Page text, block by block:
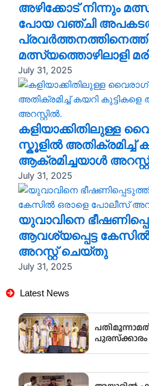
അഴിക്കോട് നിന്നും
പോയ വഞ്ചി
മത്സ്യത്തൊഴിലാളി
July 31, 2025
കളിയാക്കിതിലുള്ള
സ്കൂളിൽ അതിക്രമിച്ച്
ആക്രമിച്ചയാൾ
July 31, 2025
യുവാവിനെ
ആവശ്യപ്പെട്ട
അറസ്റ്റ് ചെയ്തു
July 31, 2025
Latest News
പുരസ്‌ക്കാരം